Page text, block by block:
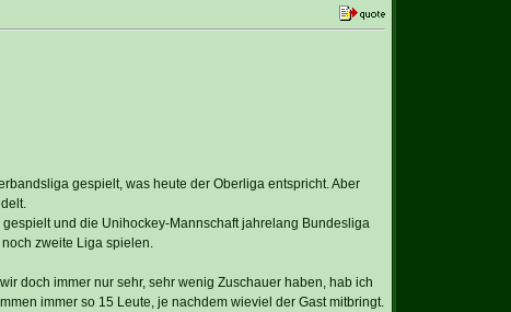
gespielt, was heute der Oberliga entspricht. Aber
und die Unihockey-Mannschaft jahrelang Bundesliga
zweite Liga spielen.
doch immer nur sehr, sehr wenig Zuschauer haben, hab ich
immer so 15 Leute, je nachdem wieviel der Gast mitbringt.